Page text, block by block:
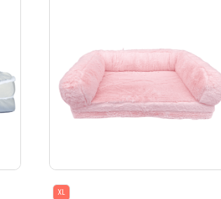
XL